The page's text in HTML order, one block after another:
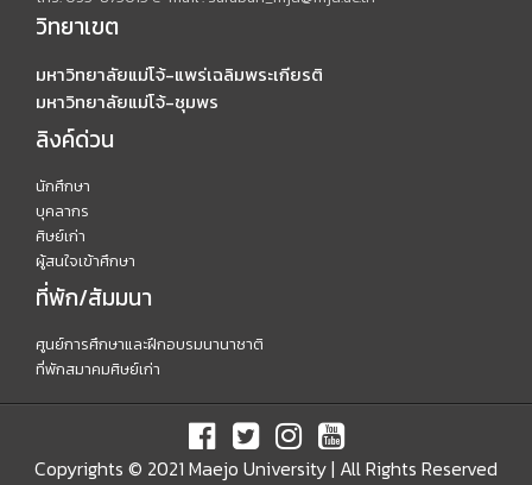
วิทยาเขต
มหาวิทยาลัยแม่โจ้-แพร่เฉลิมพระเกียรติ
มหาวิทยาลัยแม่โจ้-ชุมพร
ลิงค์ด่วน
นักศึกษา
บุคลากร
ศิษย์เก่า
ผู้สนใจเข้าศึกษา
ที่พัก/สัมมนา
ศูนย์การศึกษาและฝึกอบรมนานาชาติ
ที่พักสมาคมศิษย์เก่า
Copyrights © 2021 Maejo University | All Rights Reserved